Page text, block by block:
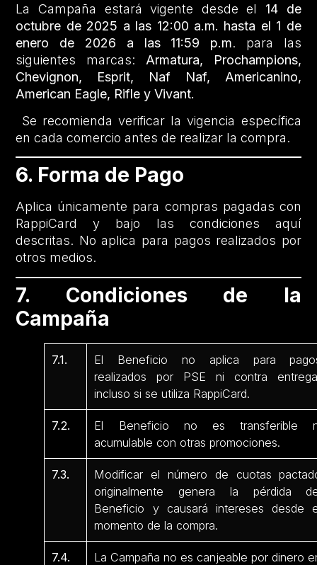
La Campaña estará vigente desde el
14 de
octubre de 2025 a las 12:00 a.m. hasta el 1 de
enero de 2026 a las 11:59 p.m. para las
siguientes marcas: Armatura, Prochampions,
Chevignon, Esprit, Naf Naf, Americanino,
American Eagle, Rifle y Vivant.
Se recomienda verificar la vigencia específica
en cada comercio antes de realizar la compra.
6. Forma de Pago
Aplica únicamente para compras pagadas con
RappiCard y bajo las condiciones aquí
descritas. No aplica para pagos realizados por
otros medios.
7. Condiciones de la
Campaña
7.1.
El Beneficio no aplica para
realizados por PSE ni contra
incluso si se utiliza RappiCard.
7.2.
El Beneficio no es transferible
acumulable con otras promociones.
7.3.
Modificar el número de cuotas
originalmente genera la pérdida
Beneficio y causará intereses desde
momento de la compra.
7.4.
La Campaña no es canjeable por dinero